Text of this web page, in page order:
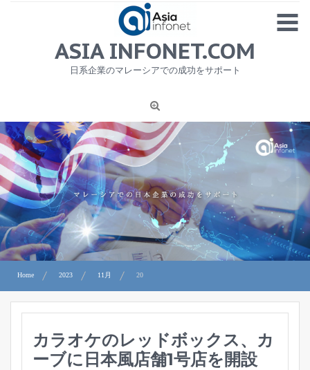
MENU
1
ニュース
労務サービス
プライバシーポリシー及び著作権について
お問合せ
ASIA INFONET.COM
日系企業のマレーシアでの成功をサポート
Home 2023 11月 20
カラオケのレッドボックス、カ
ーブに日本風店舗1号店を開設